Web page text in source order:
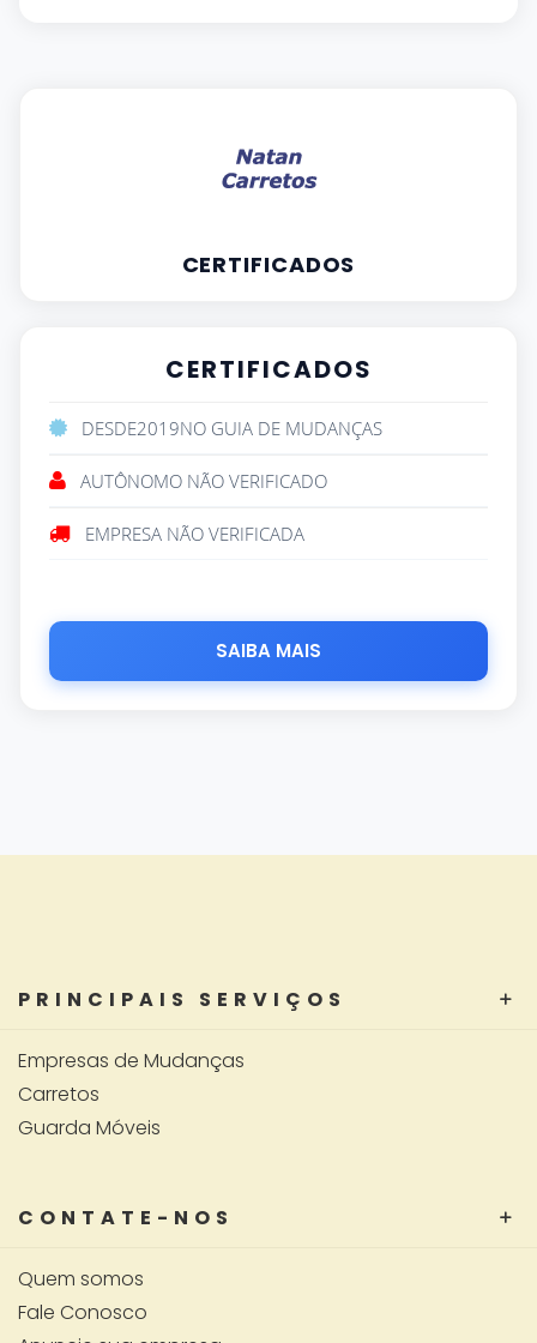
CERTIFICADOS
CERTIFICADOS
DESDE2019NO GUIA DE MUDANÇAS
AUTÔNOMO NÃO VERIFICADO
EMPRESA NÃO VERIFICADA
SAIBA MAIS
PRINCIPAIS SERVIÇOS
Empresas de Mudanças
Carretos
Guarda Móveis
CONTATE-NOS
Quem somos
Fale Conosco